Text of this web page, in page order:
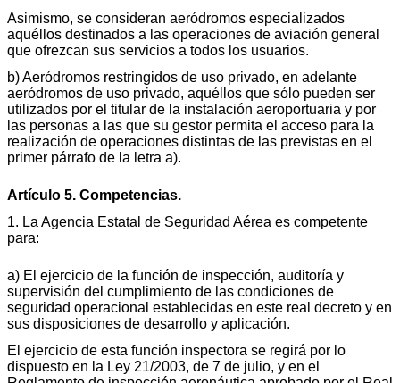
Asimismo, se consideran aeródromos especializados
aquéllos destinados a las operaciones de aviación general
que ofrezcan sus servicios a todos los usuarios.
b) Aeródromos restringidos de uso privado, en adelante
aeródromos de uso privado, aquéllos que sólo pueden ser
utilizados por el titular de la instalación aeroportuaria y por
las personas a las que su gestor permita el acceso para la
realización de operaciones distintas de las previstas en el
primer párrafo de la letra a).
Artículo 5. Competencias.
1. La Agencia Estatal de Seguridad Aérea es competente
para:
a) El ejercicio de la función de inspección, auditoría y
supervisión del cumplimiento de las condiciones de
seguridad operacional establecidas en este real decreto y en
sus disposiciones de desarrollo y aplicación.
El ejercicio de esta función inspectora se regirá por lo
dispuesto en la Ley 21/2003, de 7 de julio, y en el